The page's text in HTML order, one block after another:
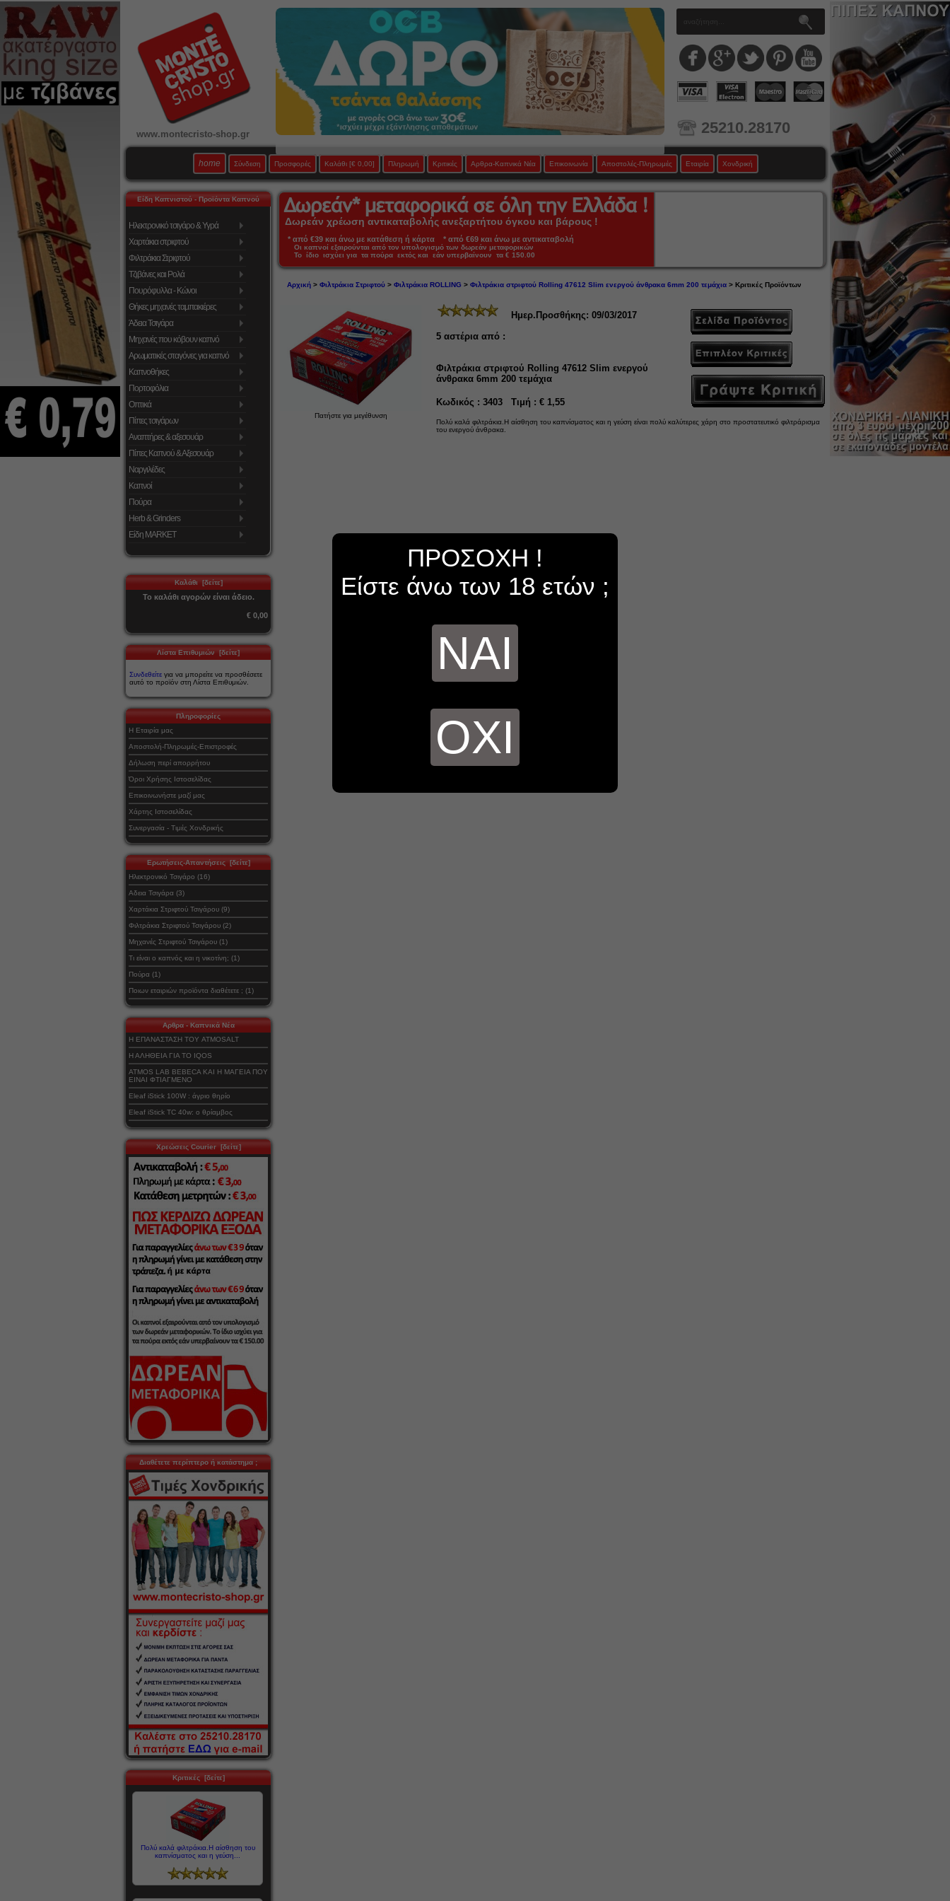
www.montecristo-shop.gr 25210.28170
home Σύνδεση Προσφορές Καλάθι [€ 0,00] Πληρωμή Κριτικές Αρθρα-Καπνικά Νέα Επικοινωνία Αποστολές-Πληρωμές Εταιρία Χονδρική
Είδη Καπνιστού - Προϊόντα Καπνού
Ηλεκτρονικό τσιγάρο & Υγρά
Χαρτάκια στριφτού
Φιλτράκια Στριφτού
Τζιβάνες και Ρολά
Πουρόφυλλα - Κώνοι
Θήκες μηχανές ταμπακιέρες
Άδεια Τσιγάρα
Μηχανές που κόβουν καπνό
Αρωματικές σταγόνες για καπνό
Καπνοθήκες
Πορτοφόλια
Οπτικά
Πίπες τσιγάρων
Αναπτήρες & αξεσουάρ
Πίπες Καπνού & Αξεσουάρ
Ναργιλέδες
Καπνοί
Πούρα
Herb & Grinders
Είδη MARKET
Καλάθι [δείτε]
Το καλάθι αγορών είναι άδειο.
€ 0,00
Λίστα Επιθυμιών [δείτε]
Συνδεθείτε για να μπορείτε να προσθέσετε
αυτό το προϊόν στη Λίστα Επιθυμιών.
Πληροφορίες
Η Εταιρία μας
Αποστολή-Πληρωμές-Επιστροφές
Δήλωση περί απορρήτου
Όροι Χρήσης Ιστοσελίδας
Επικοινωνήστε μαζί μας
Χάρτης Ιστοσελίδας
Συνεργασία - Τιμές Χονδρικής
Ερωτήσεις-Απαντήσεις [δείτε]
Ηλεκτρονικό Τσιγάρο (16)
Αδεια Τσιγάρα (3)
Χαρτάκια Στριφτού Τσιγάρου (9)
Φιλτράκια Στριφτού Τσιγάρου (2)
Μηχανές Στριφτού Τσιγάρου (1)
Τι είναι ο καπνός και η νικοτίνη; (1)
Πούρα (1)
Ποιων εταιριών προϊόντα διαθέτετε ; (1)
Αρθρα - Καπνικά Νέα
Η ΕΠΑΝΑΣΤΑΣΗ ΤΟΥ ATMOSALT
Η ΑΛΗΘΕΙΑ ΓΙΑ ΤΟ IQOS
ATMOS LAB BEBECA ΚΑΙ Η ΜΑΓΕΙΑ ΠΟΥ
ΕΙΝΑΙ ΦΤΙΑΓΜΕΝΟ
Eleaf iStick 100W : άγριο θηρίο
Eleaf iStick TC 40w: ο θρίαμβος
Χρεώσεις Courier [δείτε]
Διαθέτετε περίπτερο ή κατάστημα ;
Κριτικές [δείτε]
Πολύ καλά φιλτράκια.Η αίσθηση του
καπνίσματος και η γεύση...
Δωρεάν χρέωση αντικαταβολής ανεξαρτήτου όγκου και βάρους !
* από €39 και άνω με κατάθεση ή κάρτα * από €69 και άνω με αντικαταβολή
Οι καπνοί εξαιρούνται από τον υπολογισμό των δωρεάν μεταφορικών
Το ίδιο ισχύει για τα πούρα εκτός και εάν υπερβαίνουν τα € 150.00
Αρχική> Φιλτράκια Στριφτού> Φιλτράκια ROLLING > Φιλτράκια στριφτού Rolling 47612 Slim ενεργού άνθρακα 6mm 200 τεμάχια> Κριτικές Προϊόντων
Πατήστε για μεγέθυνση
Ημερ.Προσθήκης: 09/03/2017
5 αστέρια από :
Φιλτράκια στριφτού Rolling 47612 Slim ενεργού
άνθρακα 6mm 200 τεμάχια
Κωδικός : 3403 Τιμή : € 1,55
Πολύ καλά φιλτράκια.Η αίσθηση του καπνίσματος και η γεύση είναι πολύ καλύτερες χάρη στο προστατευτικό φιλτράρισμα
του ενεργού άνθρακα.
ΠΡΟΣΟΧΗ !
Είστε άνω των 18 ετών ;
ΝΑΙ
ΟΧΙ